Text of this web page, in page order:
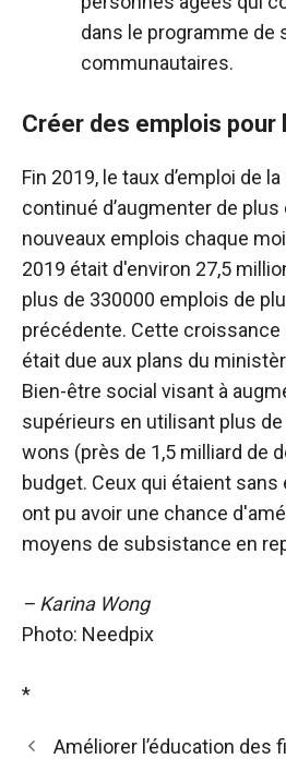
dans le programme de
communautaires.
Créer des emplois pour
Fin 2019, le taux d’emploi de
continué d’augmenter de plus
nouveaux emplois chaque
2019 était d'environ 27,5
plus de 330000 emplois de
précédente. Cette
était due aux plans du
Bien-être social visant à
supérieurs en utilisant plus
wons (près de 1,5 milliard de
budget. Ceux qui étaient sans
ont pu avoir une chance
moyens de subsistance en
– Karina Wong
Photo: Needpix
*
Améliorer l’éducation des